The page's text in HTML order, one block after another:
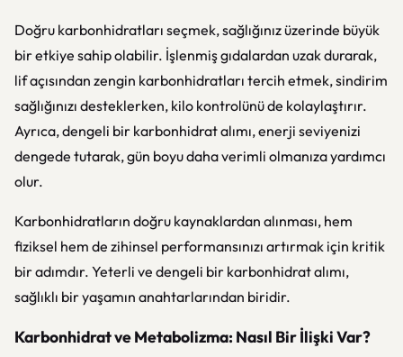
Doğru karbonhidratları seçmek, sağlığınız üzerinde büyük
bir etkiye sahip olabilir. İşlenmiş gıdalardan uzak durarak,
lif açısından zengin karbonhidratları tercih etmek, sindirim
sağlığınızı desteklerken, kilo kontrolünü de kolaylaştırır.
Ayrıca, dengeli bir karbonhidrat alımı, enerji seviyenizi
dengede tutarak, gün boyu daha verimli olmanıza yardımcı
olur.
Karbonhidratların doğru kaynaklardan alınması, hem
fiziksel hem de zihinsel performansınızı artırmak için kritik
bir adımdır. Yeterli ve dengeli bir karbonhidrat alımı,
sağlıklı bir yaşamın anahtarlarından biridir.
Karbonhidrat ve Metabolizma: Nasıl Bir İlişki Var?